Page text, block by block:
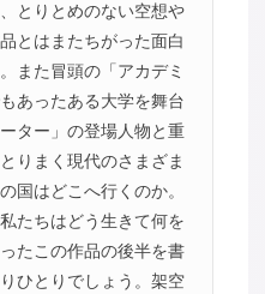
とりとめのない空想や
とはまたちがった面白
また冒頭の「アカデミ
あったある大学を舞台
ター」の登場人物と重
りまく現代のさまざま
国はどこへ行くのか。
たちはどう生きて何を
たこの作品の後半を書
ひとりでしょう。架空